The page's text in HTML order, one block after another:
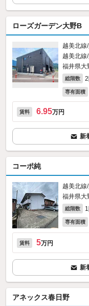
ローズガーデン大野B
越美北線
越美北線
福井県大
総階数
専有面積
賃料 6.95万円
新
コーポ純
越美北線
福井県大
総階数
専有面積
賃料 5万円
新
アネックス春日野